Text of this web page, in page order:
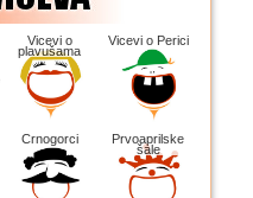
Vicevi o
plavušama
Vicevi o Perici
Crnogorci Prvoaprilske
šale